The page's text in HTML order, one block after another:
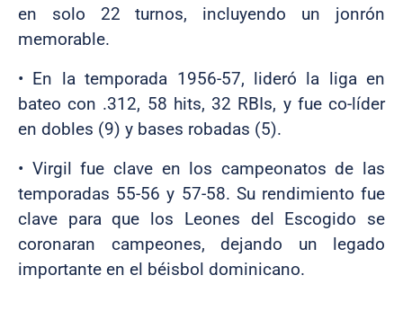
en solo 22 turnos, incluyendo un jonrón
memorable.
• En la temporada 1956-57, lideró la liga en
bateo con .312, 58 hits, 32 RBIs, y fue co-líder
en dobles (9) y bases robadas (5).
• Virgil fue clave en los campeonatos de las
temporadas 55-56 y 57-58. Su rendimiento fue
clave para que los Leones del Escogido se
coronaran campeones, dejando un legado
importante en el béisbol dominicano.